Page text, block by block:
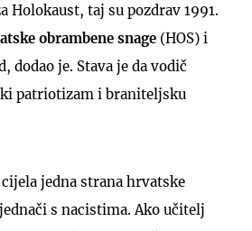
Holokaust, taj su pozdrav 1991.
obrambene snage (HOS) i
dodao je. Stava je da vodič
patriotizam i braniteljsku
jedna strana hrvatske
s nacistima. Ako učitelj